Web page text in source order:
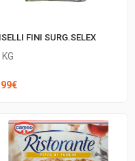
FINI SURG.SELEX
KG
€